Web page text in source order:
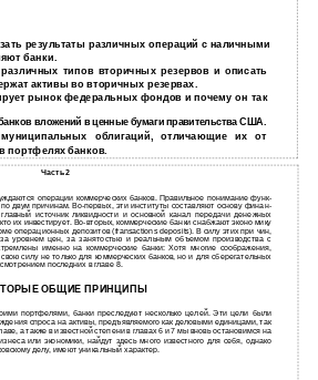
результаты различных операций с наличными
банки.
различных типов вторичных резервов и описать
активы во вторичных резервах.
рынок федеральных фондов и почему он так
вложений в ценные бумаги правительства США.
муниципальных облигаций, отличающие их от
портфелях банков.
Часть 2
операции коммерческих банков. Правильное понимание функ­
двум причинам. Во-первых, эти институты составляют основу финан­
источник ликвидности и основной канал передачи денежных
их инвестирует. Во-вторых, коммерческие банки снабжают эконо­ мику
операционных депозитов (fransactions deposits). В силу этих при­ чин,
уровнем цен, за занятостью и реальным объемом производства с
именно на коммерческие банки: Хотя многие соображения,
силу не только для коммерческих банков, но и для сберегательных
последних в главе 8.
ОБЩИЕ ПРИНЦИПЫ
портфелями, банки преследуют несколько целей. Эти цели были
спроса на активы, предъявляемого как деловыми единицами, так
а также в известной степени в главах 6 и 7 мы вновь остановимся на
или экономики, найдут здесь много известного для себя, однако
делу, имеют уникальный характер.